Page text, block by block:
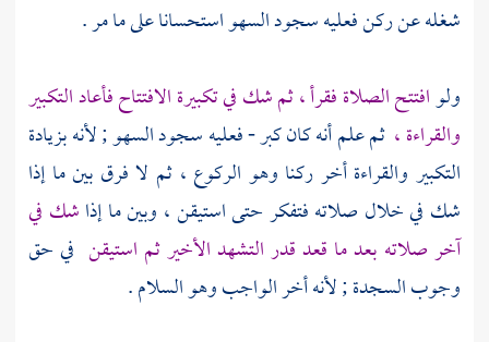
شغله عن ركن فعليه سجود السهو استحسانا على ما مر .
ولوافتتح الصلاة فقرأ ، ثم شك في تكبيرة الافتتاح فأعاد التكبير
والقراءة ، ثم علم أنه كان كبر - فعليه سجود السهو ; لأنه بزيادة
التكبير والقراءة أخر ركنا وهو الركوع ، ثم لا فرق بين ما إذا
شك في خلال صلاته فتفكر حتى استيقن ، وبين ما إذاشك في
آخر صلاته بعد ما قعد قدر التشهد الأخير ثم استيقن في حق
وجوب السجدة ; لأنه أخر الواجب وهو السلام .